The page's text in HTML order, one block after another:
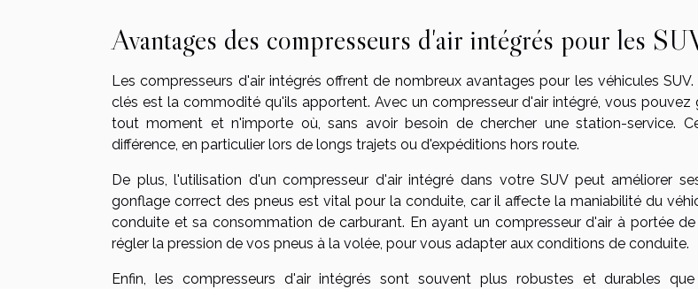
Avantages des compresseurs d'air intégrés pour les
Les compresseurs d'air intégrés offrent de nombreux avantages pour les véhicules
clés est la commodité qu'ils apportent. Avec un compresseur d'air intégré, vous pouvez
tout moment et n'importe où, sans avoir besoin de chercher une station-service.
différence, en particulier lors de longs trajets ou d'expéditions hors route.
De plus, l'utilisation d'un compresseur d'air intégré dans votre SUV peut améliorer
gonflage correct des pneus est vital pour la conduite, car il affecte la maniabilité du
conduite et sa consommation de carburant. En ayant un compresseur d'air à portée
régler la pression de vos pneus à la volée, pour vous adapter aux conditions de conduite.
Enfin, les compresseurs d'air intégrés sont souvent plus robustes et durables